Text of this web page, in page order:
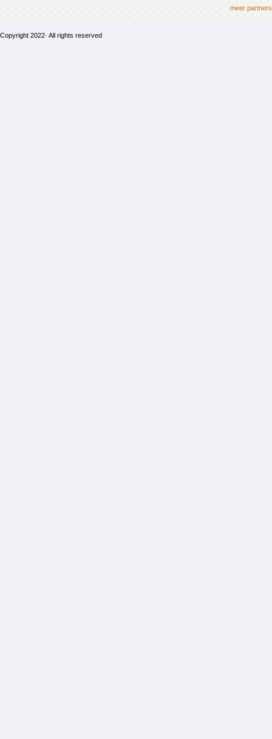
meer partners
Copyright 2022· All rights reserved